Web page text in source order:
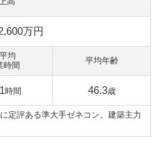
万円
均
時間
時間
平均年齢
46.3歳
定評ある準大手ゼネコン。建築主力